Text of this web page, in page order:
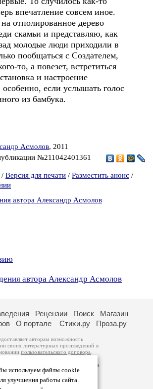
впечатление совсем иное.
отполированное дерево
скамьи и представляю, как
молодые люди приходили в
пообщаться с Создателем,
то, а повезет, встретиться
и настроение
если услышать голос
из бамбука.
Асмолов, 2011
№211042401361
/ Версия для печати / Разместить анонс /
автора Александр Асмолов
автора Александр Асмолов
используем файлы cookie
улучшения работы сайта.
Рецензии Поиск
Магазин
О портале Стихи.ру Проза.ру
авторам возможность
своих литературных произведений в
пользовательского договора
произведения принадлежат авторам
. Перепечатка произведений возможна
автора, к которому вы можете
странице. Ответственность за
несут самостоятельно на